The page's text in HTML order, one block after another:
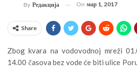
By Редакција On мар 1, 2017
Share
Zbog kvara na vodovodnoj mreži
14.00 časova bez vode će biti ulice